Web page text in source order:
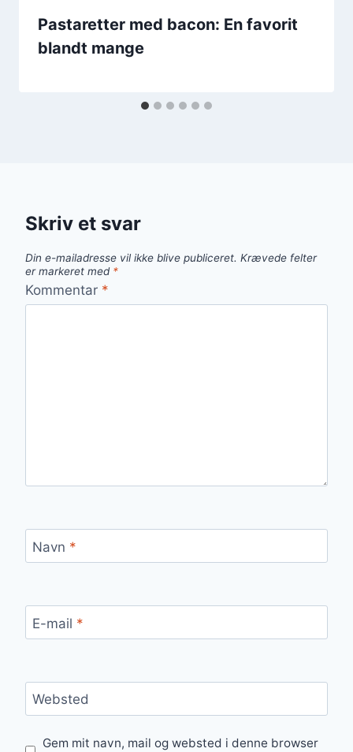
Pastaretter med bacon: En favorit
blandt mange
Skriv et svar
Din e-mailadresse vil ikke blive publiceret. Krævede felter
er markeret med *
Kommentar *
Navn *
E-mail *
Websted
Gem mit navn, mail og websted i denne browser